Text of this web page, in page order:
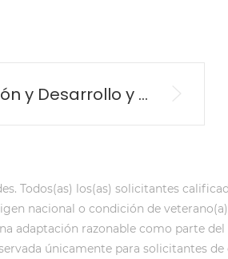
Investigación y Desarrollo y Calidad
Todos(as) los(as) solicitantes
nacional o condición de
adaptación razonable como parte
únicamente para solicitantes